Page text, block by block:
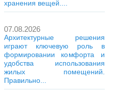
хранения вещей....
07.08.2026
Архитектурные решения
играют ключевую роль в
формировании комфорта и
удобства использования
жилых помещений.
Правильно...